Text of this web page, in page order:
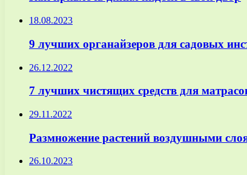
18.08.2023
9 лучших органайзеров для садовых
26.12.2022
7 лучших чистящих средств для
29.11.2022
Размножение растений воздушными
26.10.2023